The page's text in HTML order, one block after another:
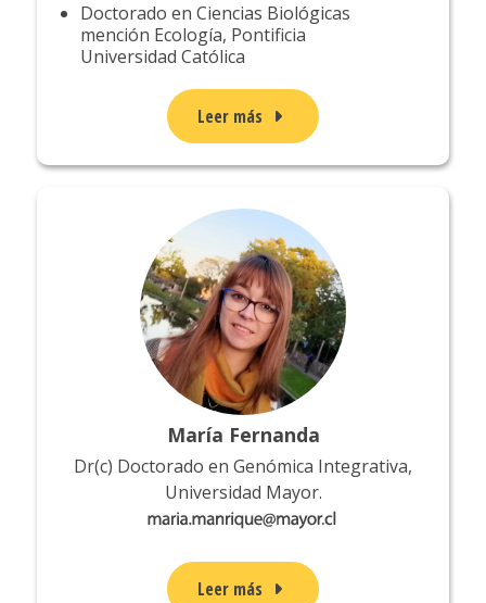
Doctorado en Ciencias Biológicas
mención Ecología, Pontificia
Universidad Católica
Leer más
María Fernanda
Dr(c) Doctorado en Genómica Integrativa,
Universidad Mayor.
Leer más